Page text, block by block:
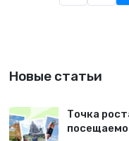
Новые статьи
Точка